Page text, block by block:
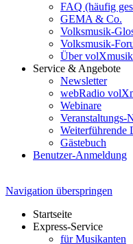
FAQ (häufig
GEMA & Co.
Volksmusik-
Volksmusik-
Über
Service & Angebote
Newsletter
webRadio
Webinare
Veranstaltungs-
Weiterführende
Gästebuch
Benutzer-Anmeldung
Navigation überspringen
Startseite
Express-Service
für Musikanten